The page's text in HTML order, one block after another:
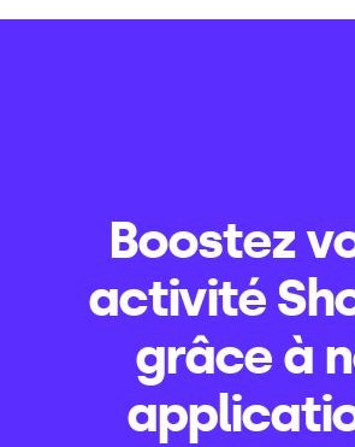
Boostez
activité
grâce à